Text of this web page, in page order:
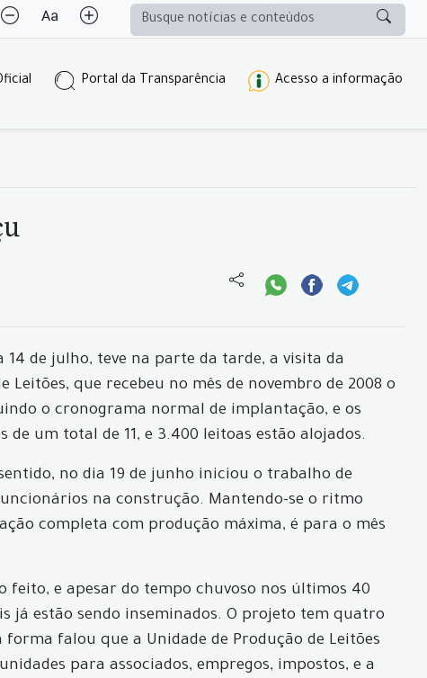
Portal da Transparência Acesso a informação
de julho, teve na parte da tarde, a visita da
que recebeu no mês de novembro de 2008 o
o cronograma normal de implantação, e os
um total de 11, e 3.400 leitoas estão alojados.
no dia 19 de junho iniciou o trabalho de
na construção. Mantendo-se o ritmo
completa com produção máxima, é para o mês
feito, e apesar do tempo chuvoso nos últimos 40
já estão sendo inseminados. O projeto tem quatro
falou que a Unidade de Produção de Leitões
para associados, empregos, impostos, e a